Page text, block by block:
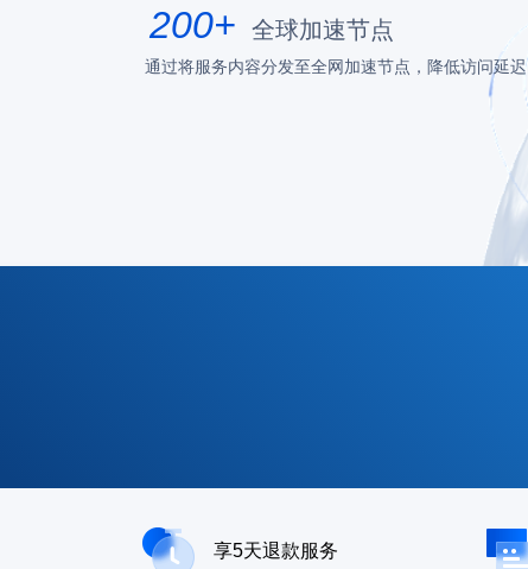
200+ 全球加速节点
通过将服务内容分发至全网加速节点，降低访问延迟
享5天退款服务